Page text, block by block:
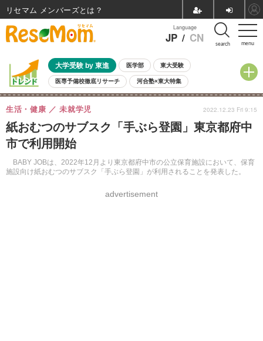
menu
Language
JP / CN search
大学受験 by 東進 医学部 東大受験
医専予備校徹底リサーチ 河合塾×東大特集
親子で考える大学選び 高校受験 中学受験 小学校受験
共通テスト 夏休み
8月開催イベント・WS 全国公立高校 過去問 人気記事
自由研究教材（小学生向け）
紙おむつのサブスク「手ぶら登園」東京都府中
市で利用開始
BABY JOBは、2022年12月より東京都府中市の公立保育施設において、保育
施設向け紙おむつのサブスク「手ぶら登園」が利用されることを発表した。
生活・健康 未就学児
advertisement
2022.12.23 Fri 9:15
リセマム メンバーズ